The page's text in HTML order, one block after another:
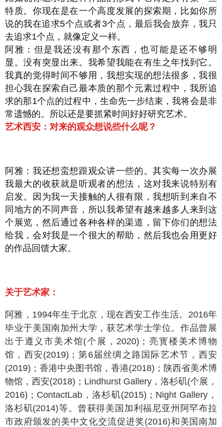
特质。你现在是在一个高度发展的探索期，比如你所
说的我在追求5个点或者3个点，最后我会放弃，我只
去追求1个点，就像定义一样。
阿雅：但是我还没有那个东西，也可能是还不够明
显。没有突显出来。我希望我能在有生之年找到它。
我真的觉得时间不够用，我想实现的想法很多，我很
担心我在探索自己最本质的那个元素过程中，我所追
求的那1个点的过程中，生命先一步结束，我将会是非
常遗憾的。所以还是要抓紧时间好好研究艺术。
艺术西安：对来的观众想说些什么呢？
阿雅：我还想蛮想跟观众讲一些的。其实每一次办展
我最大的收获就是听观者的想法，这对我来说特别有
启发。因为我一天接触的人很有限，我想听到来自不
同地方的不同声音，所以我希望有越来越多人来到这
个展览，然后通过各种各样的渠道，留下你们的想法
给我，会对我是一个很大的帮助，然后我也会用更好
的作品回馈大家。
关于艺术家：
阿雅，1994年生于北京，现在西安工作生活。2016年
毕业于美国南加州大学，获艺术学士学位。作品曾展
出于遵义市美术馆(个展，2020)；亮寳楼美术博物
馆，西安(2019)；第6届丝绸之路国际艺术节，西安
(2019)；香港中央图书馆，香港(2018)；陕西省美术博
物馆，西安(2018)；Lindhurst Gallery，洛杉矶(个展，
2016)；ContactLab，洛杉矶(2015)；Night Gallery，
洛杉矶(2014)等。曾获得美国加利福尼亚州阿罕布拉
市政府颁发的美中文化交流促进奖(2016)和美国南加